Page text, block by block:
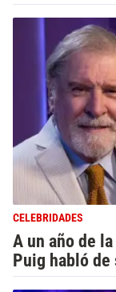
CELEBRIDADES
A un año de
Puig habló de